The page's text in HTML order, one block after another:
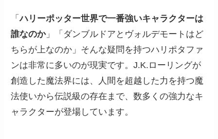
「ハリーポッター世界で一番強いキャラクターは
誰なのか」「ダンブルドアとヴォルデモートはど
ちらが上なのか」そんな疑問を持つハリポタファ
ンは非常に多いのが現実です。J.K.ローリングが
創造した魔法界には、人間を超越した力を持つ魔
法使いから伝説級の存在まで、数多くの強力なキ
ャラクターが登場しています。